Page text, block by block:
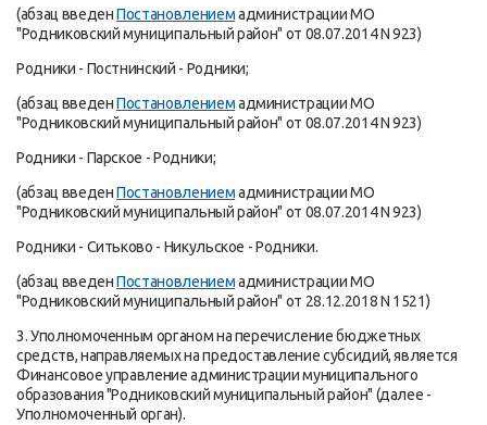
(абзац введенПостановлениемадминистрации МО
"Родниковский муниципальный район" от 08.07.2014 N 923)
Родники - Постнинский - Родники;
(абзац введенПостановлениемадминистрации МО
"Родниковский муниципальный район" от 08.07.2014 N 923)
Родники - Парское - Родники;
(абзац введенПостановлениемадминистрации МО
"Родниковский муниципальный район" от 08.07.2014 N 923)
Родники - Ситьково - Никульское - Родники.
(абзац введенПостановлениемадминистрации МО
"Родниковский муниципальный район" от 28.12.2018 N 1521)
3. Уполномоченным органом на перечисление бюджетных
средств, направляемых на предоставление субсидий, является
Финансовое управление администрации муниципального
образования "Родниковский муниципальный район" (далее -
Уполномоченный орган).